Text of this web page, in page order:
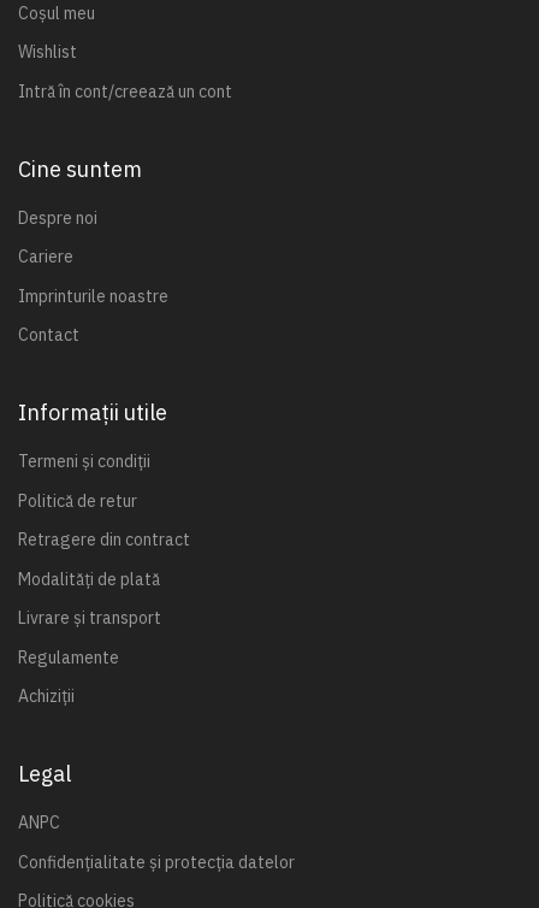
Coșul meu
Wishlist
Intră în cont/creează un cont
Cine suntem
Despre noi
Cariere
Imprinturile noastre
Contact
Informații utile
Termeni și condiții
Politică de retur
Retragere din contract
Modalități de plată
Livrare și transport
Regulamente
Achiziții
Legal
ANPC
Confidențialitate și protecția datelor
Politică cookies